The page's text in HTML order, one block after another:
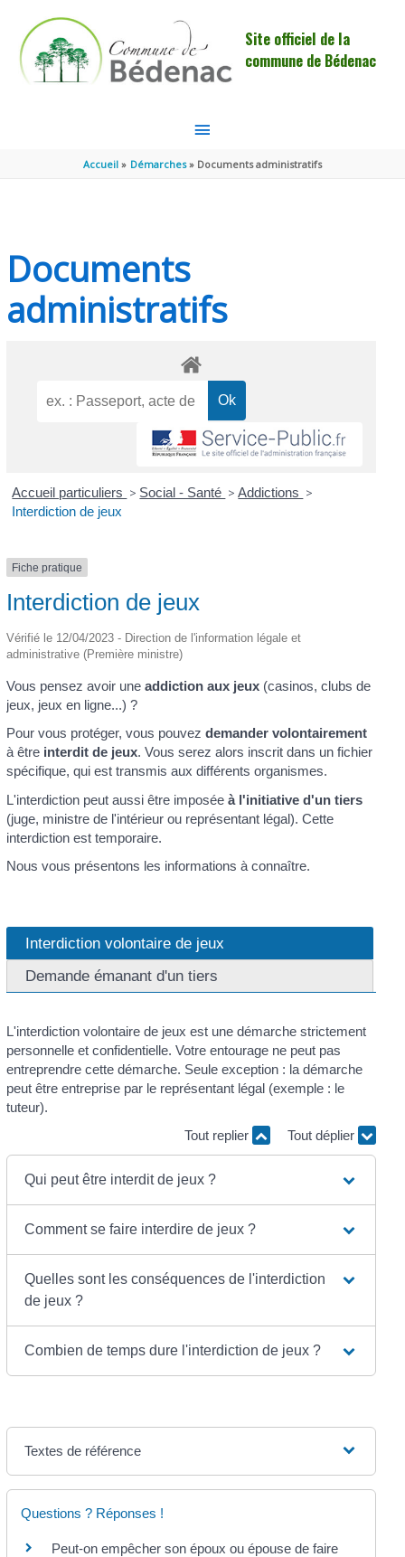
Site officiel de la
commune de Bédenac
MENU
PRINCIPAL
Accueil Démarches Documents administratifs
Documents
administratifs
Accueil particuliers > Social - Santé > Addictions >
Interdiction de jeux
Fiche pratique
Interdiction de jeux
Vérifié le 12/04/2023 - Direction de l'information légale et
administrative (Première ministre)
Vous pensez avoir une addiction aux jeux(casinos, clubs de
jeux, jeux en ligne...) ?
Pour vous protéger, vous pouvez demander volontairement
à être interdit de jeux. Vous serez alors inscrit dans un fichier
spécifique, qui est transmis aux différents organismes.
L'interdiction peut aussi être imposée à l'initiative d'un tiers
(juge, ministre de l'intérieur ou représentant légal). Cette
interdiction est temporaire.
Nous vous présentons les informations à connaître.
Interdiction volontaire de jeux
Demande émanant d'un tiers
L'interdiction volontaire de jeux est une démarche strictement
personnelle et confidentielle. Votre entourage ne peut pas
entreprendre cette démarche. Seule exception : la démarche
peut être entreprise par le représentant légal (exemple : le
tuteur).
Tout replier
Tout déplier
Qui peut être interdit de jeux ?
Comment se faire interdire de jeux ?
Quelles sont les conséquences de l'interdiction
de jeux ?
Combien de temps dure l'interdiction de jeux ?
Textes de référence
Questions ? Réponses !
Peut-on empêcher son époux ou épouse de faire